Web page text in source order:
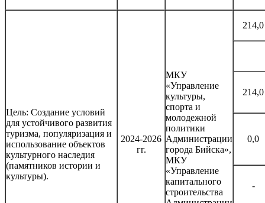
Цель: Создание условий
для устойчивого развития
туризма, популяризация и
использование объектов
культурного наследия
(памятников истории и
культуры).
2024-2026
гг.
МКУ
«Управление
культуры,
спорта и
молодежной
политики
Администрации
города Бийска»,
МКУ
«Управление
капитального
строительства
214,0
214,0
0,0
-